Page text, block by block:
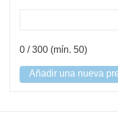
0 / 300 (mín. 50)
Añadir una nueva